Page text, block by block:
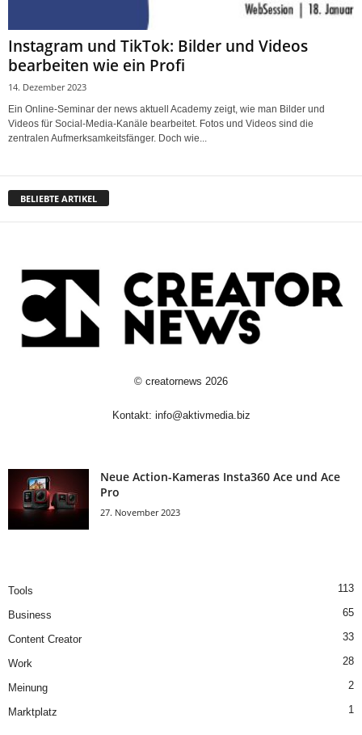
Instagram und TikTok: Bilder und Videos
bearbeiten wie ein Profi
14. Dezember 2023
Ein Online-Seminar der news aktuell Academy zeigt, wie man Bilder und
Videos für Social-Media-Kanäle bearbeitet. Fotos und Videos sind die
zentralen Aufmerksamkeitsfänger. Doch wie...
BELIEBTE ARTIKEL
© creatornews 2026
Kontakt: info@aktivmedia.biz
Neue Action-Kameras Insta360 Ace und Ace
Pro
27. November 2023
Tools 113
Business 65
Content Creator 33
Work 28
Meinung 2
Marktplatz 1